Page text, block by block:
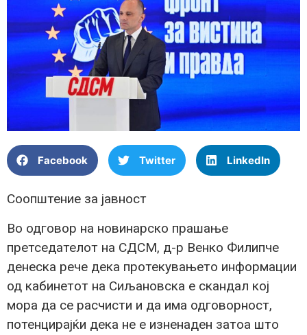
Facebook Twitter LinkedIn
Соопштение за јавност
Во одговор на новинарско прашање
претседателот на СДСМ, д-р Венко Филипче
денеска рече дека протекувањето информации
од кабинетот на Сиљановска е скандал кој
мора да се расчисти и да има одговорност,
потенцирајќи дека не е изненаден затоа што